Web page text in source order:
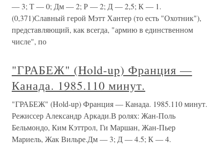
— 3; Т — 0; Дм — 2; Р — 2; Д — 2,5; К — 1.
(0,371)Славный герой Мэтт Хантер (то есть "Охотник"),
представляющий, как всегда, "армию в единственном
числе", по
"ГРАБЕЖ" (Hold-up) Франция —
Канада. 1985.110 минут.
"ГРАБЕЖ" (Hold-up) Франция — Канада. 1985.110 минут.
Режиссер Александр Аркади.В ролях: Жан-Поль
Бельмондо, Ким Кэттрол, Ги Маршан, Жан-Пьер
Мариель, Жак Вильре.Дм — 3; Д — 4.5; К — 4.